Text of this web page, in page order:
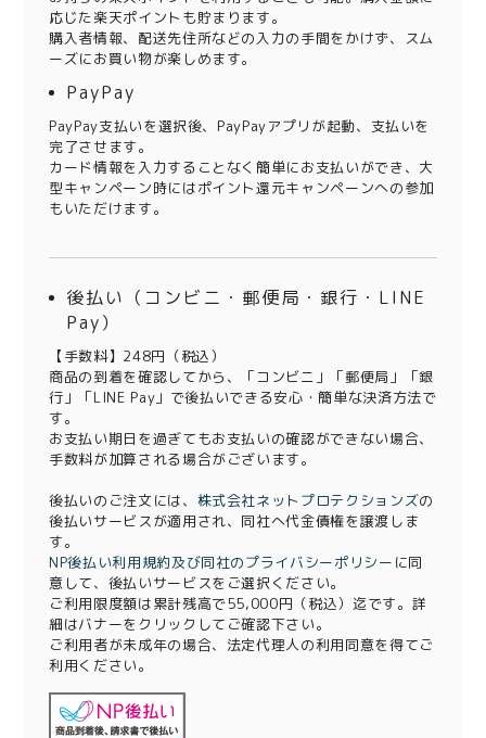
応じた楽天ポイントも貯まります。
購入者情報、配送先住所などの入力の手間をかけず、スム
ーズにお買い物が楽しめます。
PayPay
PayPay支払いを選択後、PayPayアプリが起動、支払いを
完了させます。
カード情報を入力することなく簡単にお支払いができ、大
型キャンペーン時にはポイント還元キャンペーンへの参加
もいただけます。
後払い（コンビニ・郵便局・銀行・LINE
Pay）
【手数料】248円（税込）
商品の到着を確認してから、「コンビニ」「郵便局」「銀
行」「LINE Pay」で後払いできる安心・簡単な決済方法で
す。
お支払い期日を過ぎてもお支払いの確認ができない場合、
手数料が加算される場合がございます。
後払いのご注文には、 株式会社ネットプロテクションズの
後払いサービスが適用され、同社へ代金債権を譲渡しま
す。
NP後払い利用規約及び同社のプライバシーポリシー に同
意して、後払いサービスをご選択ください。
ご利用限度額は累計残高で55,000円（税込）迄です。詳
細はバナーをクリックしてご確認下さい。
ご利用者が未成年の場合、法定代理人の利用同意を得てご
利用ください。